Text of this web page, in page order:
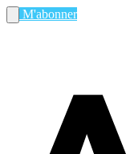
M'abonner